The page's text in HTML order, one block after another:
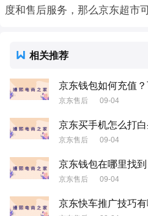
度和售后服务，那么京东超市
相关推荐
京东钱包如何充值
京东售后 09-04
京东买手机怎么打
京东售后 09-04
京东钱包在哪里找
京东售后 09-04
京东快车推广技巧